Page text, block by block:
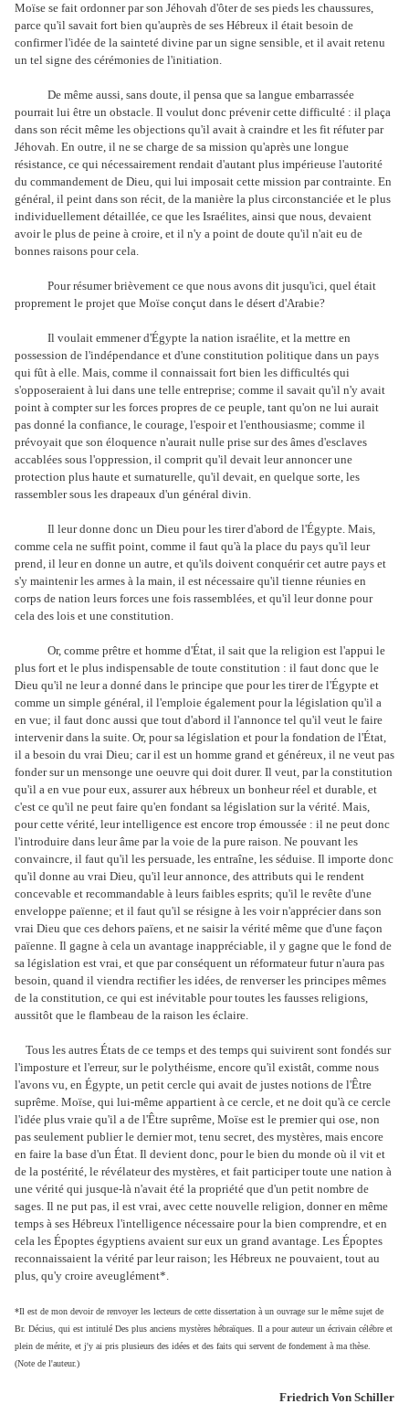
Moïse se fait ordonner par son Jéhovah d'ôter de ses pieds les chaussures,
parce qu'il savait fort bien qu'auprès de ses Hébreux il était besoin de
confirmer l'idée de la sainteté divine par un signe sensible, et il avait retenu
un tel signe des cérémonies de l'initiation.
De même aussi, sans doute, il pensa que sa langue embarrassée
pourrait lui être un obstacle. Il voulut donc prévenir cette difficulté : il plaça
dans son récit même les objections qu'il avait à craindre et les fit réfuter par
Jéhovah. En outre, il ne se charge de sa mission qu'après une longue
résistance, ce qui nécessairement rendait d'autant plus impérieuse l'autorité
du commandement de Dieu, qui lui imposait cette mission par contrainte. En
général, il peint dans son récit, de la manière la plus circonstanciée et le plus
individuellement détaillée, ce que les Israélites, ainsi que nous, devaient
avoir le plus de peine à croire, et il n'y a point de doute qu'il n'ait eu de
bonnes raisons pour cela.
Pour résumer brièvement ce que nous avons dit jusqu'ici, quel était
proprement le projet que Moïse conçut dans le désert d'Arabie?
Il voulait emmener d'Égypte la nation israélite, et la mettre en
possession de l'indépendance et d'une constitution politique dans un pays
qui fût à elle. Mais, comme il connaissait fort bien les difficultés qui
s'opposeraient à lui dans une telle entreprise; comme il savait qu'il n'y avait
point à compter sur les forces propres de ce peuple, tant qu'on ne lui aurait
pas donné la confiance, le courage, l'espoir et l'enthousiasme; comme il
prévoyait que son éloquence n'aurait nulle prise sur des âmes d'esclaves
accablées sous l'oppression, il comprit qu'il devait leur annoncer une
protection plus haute et surnaturelle, qu'il devait, en quelque sorte, les
rassembler sous les drapeaux d'un général divin.
Il leur donne donc un Dieu pour les tirer d'abord de l'Égypte. Mais,
comme cela ne suffit point, comme il faut qu'à la place du pays qu'il leur
prend, il leur en donne un autre, et qu'ils doivent conquérir cet autre pays et
s'y maintenir les armes à la main, il est nécessaire qu'il tienne réunies en
corps de nation leurs forces une fois rassemblées, et qu'il leur donne pour
cela des lois et une constitution.
Or, comme prêtre et homme d'État, il sait que la religion est l'appui le
plus fort et le plus indispensable de toute constitution : il faut donc que le
Dieu qu'il ne leur a donné dans le principe que pour les tirer de l'Égypte et
comme un simple général, il l'emploie également pour la législation qu'il a
en vue; il faut donc aussi que tout d'abord il l'annonce tel qu'il veut le faire
intervenir dans la suite. Or, pour sa législation et pour la fondation de l'État,
il a besoin du vrai Dieu; car il est un homme grand et généreux, il ne veut pas
fonder sur un mensonge une oeuvre qui doit durer. Il veut, par la constitution
qu'il a en vue pour eux, assurer aux hébreux un bonheur réel et durable, et
c'est ce qu'il ne peut faire qu'en fondant sa législation sur la vérité. Mais,
pour cette vérité, leur intelligence est encore trop émoussée : il ne peut donc
l'introduire dans leur âme par la voie de la pure raison. Ne pouvant les
convaincre, il faut qu'il les persuade, les entraîne, les séduise. Il importe donc
qu'il donne au vrai Dieu, qu'il leur annonce, des attributs qui le rendent
concevable et recommandable à leurs faibles esprits; qu'il le revête d'une
enveloppe païenne; et il faut qu'il se résigne à les voir n'apprécier dans son
vrai Dieu que ces dehors païens, et ne saisir la vérité même que d'une façon
païenne. Il gagne à cela un avantage inappréciable, il y gagne que le fond de
sa législation est vrai, et que par conséquent un réformateur futur n'aura pas
besoin, quand il viendra rectifier les idées, de renverser les principes mêmes
de la constitution, ce qui est inévitable pour toutes les fausses religions,
aussitôt que le flambeau de la raison les éclaire.
Tous les autres États de ce temps et des temps qui suivirent sont fondés sur
l'imposture et l'erreur, sur le polythéisme, encore qu'il existât, comme nous
l'avons vu, en Égypte, un petit cercle qui avait de justes notions de l'Être
suprême. Moïse, qui lui-même appartient à ce cercle, et ne doit qu'à ce cercle
l'idée plus vraie qu'il a de l'Être suprême, Moïse est le premier qui ose, non
pas seulement publier le dernier mot, tenu secret, des mystères, mais encore
en faire la base d'un État. Il devient donc, pour le bien du monde où il vit et
de la postérité, le révélateur des mystères, et fait participer toute une nation à
une vérité qui jusque-là n'avait été la propriété que d'un petit nombre de
sages. Il ne put pas, il est vrai, avec cette nouvelle religion, donner en même
temps à ses Hébreux l'intelligence nécessaire pour la bien comprendre, et en
cela les Époptes égyptiens avaient sur eux un grand avantage. Les Époptes
re­connaissaient la vérité par leur raison; les Hébreux ne pou­vaient, tout au
plus, qu'y croire aveuglément*.
*Il est de mon devoir de renvoyer les lecteurs de cette dissertation à un ouvrage sur le même sujet de
Br. Décius, qui est intitulé Des plus anciens mystères hébraïques. Il a pour auteur un écrivain célébre et
plein de mérite, et j'y ai pris plusieurs des idées et des faits qui servent de fondement à ma thèse.
(Note de l'auteur.)
Friedrich Von Schiller